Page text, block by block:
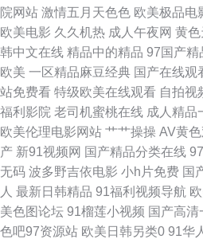
三级片 午夜福利视频91 欧美区一区二A片
肏屄视频一区 肏屄影院 91入口17 久久精
超碰69 欧美人妖撸管 影音先锋手机AV无码
基地 91社区在线 九九国产精品 91n网站
91爱爱爱 99热色色 先锋资源aaaaaa 91
视频免费看 超碰91在线人人干 老司机精品
院网站 激情五月天色色 欧美极品电
欧美电影 久久机热 成人午夜网 黄色
韩中文在线 精品中的精品 97国产精
欧美 一区精品麻豆经典 国产在线观
站免费看 特级欧美在线观看 自拍视
福利影院 老司机蜜桃在线 成人精品
欧美伦理电影网站 艹艹操操 AV黄
产 新91视频网 国产精品分类在线
无码 波多野吉依电影 小h片免费 国
人 最新日韩精品 91福利视频导航
美色图论坛 91榴莲小视频 国产高清
色吧97资源站 欧美日韩另类0 91华